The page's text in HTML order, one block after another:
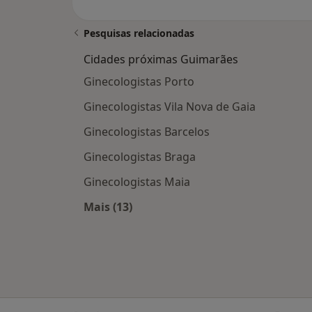
Pesquisas relacionadas
Cidades próximas Guimarães
Ginecologistas Porto
Ginecologistas Vila Nova de Gaia
Ginecologistas Barcelos
Ginecologistas Braga
Ginecologistas Maia
Mais (13)